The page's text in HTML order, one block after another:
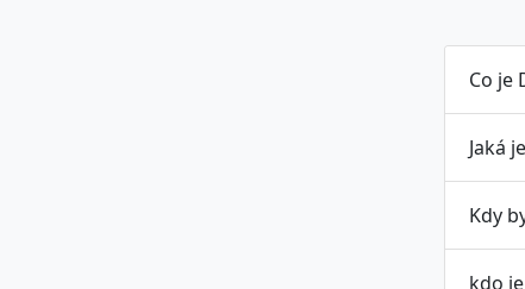
Co je
Jaká
Kdy
kdo